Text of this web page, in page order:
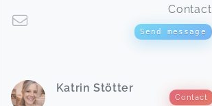
Contact
Send message
Katrin Stötter
Contact